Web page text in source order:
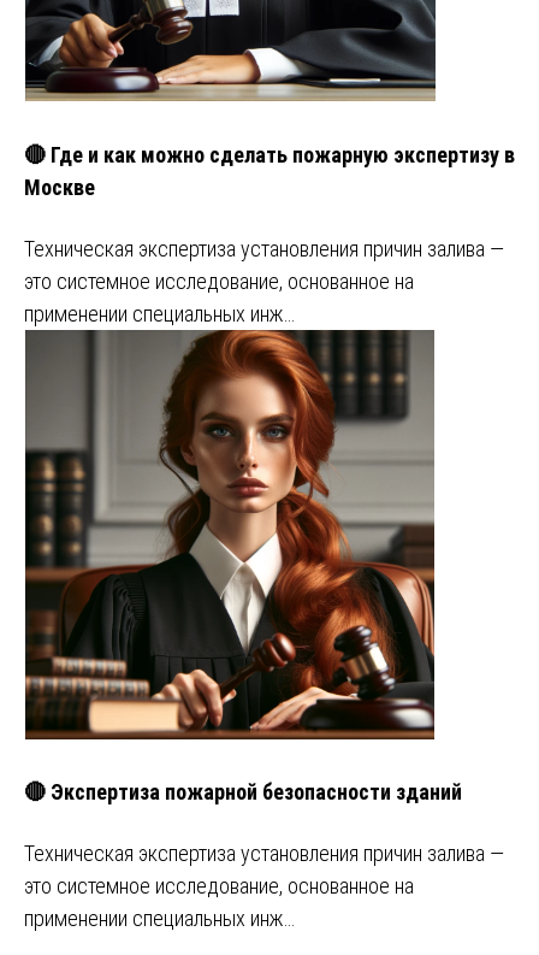
🔴 Где и как можно сделать пожарную экспертизу в
Москве
Техническая экспертиза установления причин залива —
это системное исследование, основанное на
применении специальных инж…
🔴 Экспертиза пожарной безопасности зданий
Техническая экспертиза установления причин залива —
это системное исследование, основанное на
применении специальных инж…